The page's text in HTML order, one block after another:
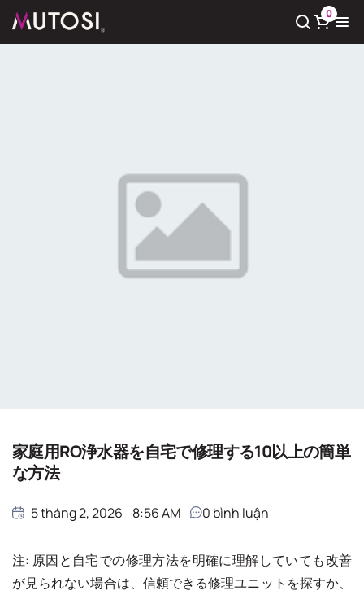
0
Trang chủ Giải pháp nước sạch
家庭用RO浄水器を自宅で修理する10以上の簡単
な方法
5 tháng 2, 2026 8:56 AM 0 bình luận
注: 原因と自宅での修理方法を明確に理解していても改善
が見られない場合は、信頼できる修理ユニットを探すか、